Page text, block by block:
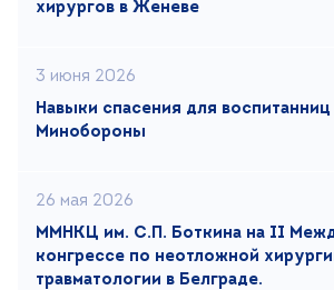
хирургов в Женеве
3 июня 2026
Навыки спасения для
Минобороны
26 мая 2026
ММНКЦ им. С.П. Боткина на II
конгрессе по неотложной
травматологии в Белграде.